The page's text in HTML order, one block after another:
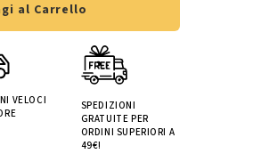
al Carrello
VELOCI
SPEDIZIONI
GRATUITE PER
ORDINI SUPERIORI A
49€!